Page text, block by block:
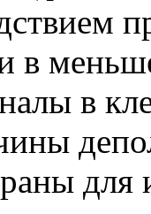
в
в
для